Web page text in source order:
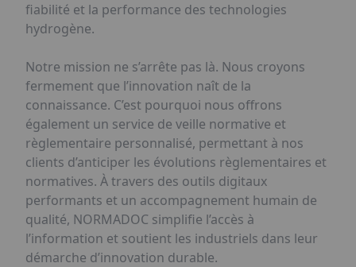
fiabilité et la performance des technologies
hydrogène.
Notre mission ne s’arrête pas là. Nous croyons
fermement que l’innovation naît de la
connaissance. C’est pourquoi nous offrons
également un service de veille normative et
règlementaire personnalisé, permettant à nos
clients d’anticiper les évolutions règlementaires et
normatives. À travers des outils digitaux
performants et un accompagnement humain de
qualité, NORMADOC simplifie l’accès à
l’information et soutient les industriels dans leur
démarche d’innovation durable.